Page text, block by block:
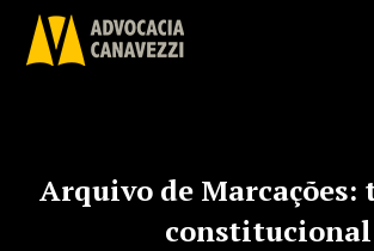
Arquivo de Marcações:
constitucional